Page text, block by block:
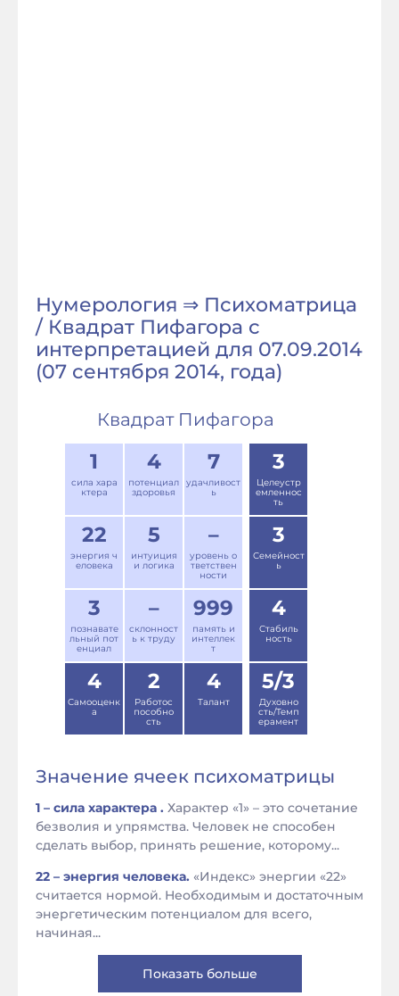
Нумерология ⇒ Психоматрица
/ Квадрат Пифагора с
интерпретацией для 07.09.2014
(07 сентября 2014, года)
Квадрат Пифагора
1
сила хара
ктера
4
потенциал
здоровья
7
удачливост
ь
22
энергия ч
еловека
5
интуиция
и логика
–
уровень о
тветствен
ности
3
познавате
льный пот
енциал
–
склонност
ь к труду
999
память и
интеллек
т
3
Целеустр
емленнос
ть
3
Семейност
ь
4
Стабиль
ность
4
Самооценк
а
2
Работос
пособно
сть
4
Талант
5/3
Духовно
сть/Темп
ерамент
Значение ячеек психоматрицы
1 – сила характера . Характер «1» – это сочетание
безволия и упрямства. Человек не способен
сделать выбор, принять решение, которому...
22 – энергия человека. «Индекс» энергии «22»
считается нормой. Необходимым и достаточным
энергетическим потенциалом для всего,
начиная...
Показать больше